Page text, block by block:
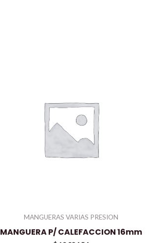
MANGUERAS VARIAS PRESION
MANGUERA P/ CALEFACCION 16mm